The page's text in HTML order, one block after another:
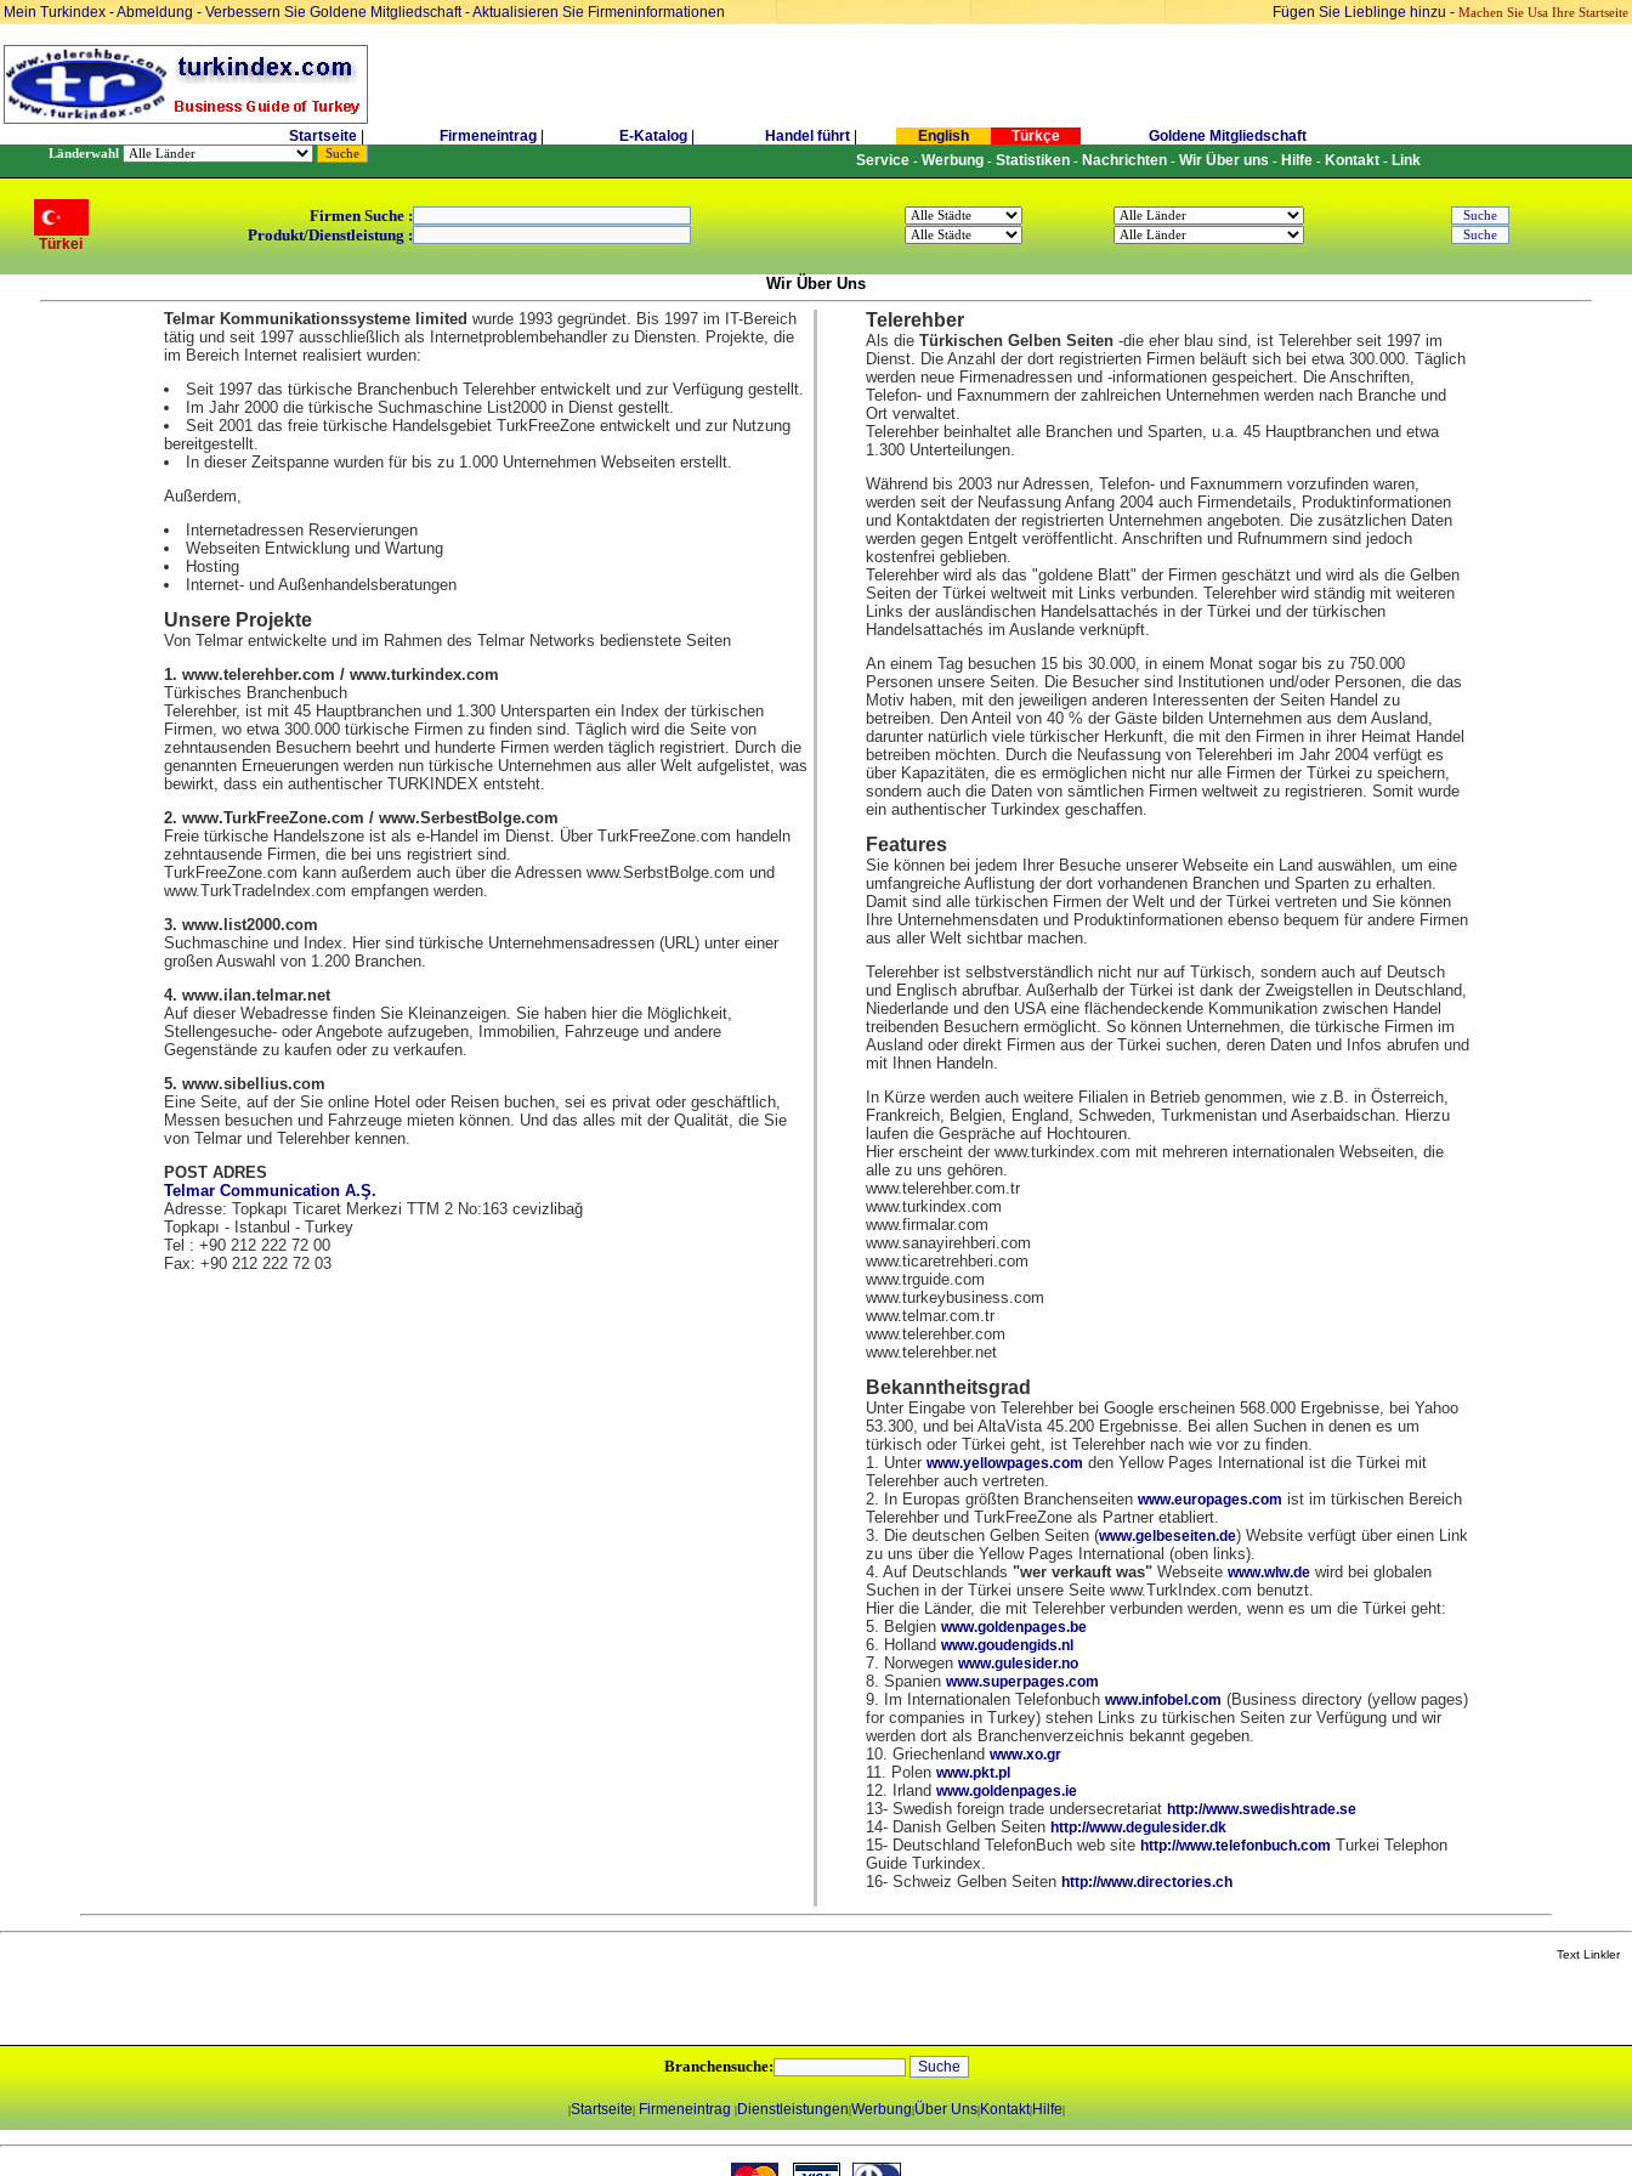
Mein Turkindex -Abmeldung- Verbessern Sie Goldene Mitgliedschaft-Aktualisieren Sie Firmeninformationen Fügen Sie Lieblinge hinzu - Machen Sie Usa Ihre Startseite
Startseite Firmeneintrag E-Katalog Handel führt English Türkçe Goldene Mitgliedschaft
Länderwahl Service- Werbung- Statistiken- Nachrichten- Wir Über uns - Hilfe- Kontakt- Link
Türkei
Firmen Suche :
Produkt/Dienstleistung :
Wir Über Uns
Telmar Kommunikationssysteme limited wurde 1993 gegründet. Bis 1997 im IT-Bereich
tätig und seit 1997 ausschließlich als Internetproblembehandler zu Diensten. Projekte, die
im Bereich Internet realisiert wurden:
Seit 1997 das türkische Branchenbuch Telerehber entwickelt und zur Verfügung gestellt.
Im Jahr 2000 die türkische Suchmaschine List2000 in Dienst gestellt.
Seit 2001 das freie türkische Handelsgebiet TurkFreeZone entwickelt und zur Nutzung
bereitgestellt.
In dieser Zeitspanne wurden für bis zu 1.000 Unternehmen Webseiten erstellt.
Außerdem,
Internetadressen Reservierungen
Webseiten Entwicklung und Wartung
Hosting
Internet- und Außenhandelsberatungen
Unsere Projekte
Von Telmar entwickelte und im Rahmen des Telmar Networks bedienstete Seiten
1. www.telerehber.com / www.turkindex.com
Türkisches Branchenbuch
Telerehber, ist mit 45 Hauptbranchen und 1.300 Untersparten ein Index der türkischen
Firmen, wo etwa 300.000 türkische Firmen zu finden sind. Täglich wird die Seite von
zehntausenden Besuchern beehrt und hunderte Firmen werden täglich registriert. Durch die
genannten Erneuerungen werden nun türkische Unternehmen aus aller Welt aufgelistet, was
bewirkt, dass ein authentischer TURKINDEX entsteht.
2. www.TurkFreeZone.com / www.SerbestBolge.com
Freie türkische Handelszone ist als e-Handel im Dienst. Über TurkFreeZone.com handeln
zehntausende Firmen, die bei uns registriert sind.
TurkFreeZone.com kann außerdem auch über die Adressen www.SerbstBolge.com und
www.TurkTradeIndex.com empfangen werden.
3. www.list2000.com
Suchmaschine und Index. Hier sind türkische Unternehmensadressen (URL) unter einer
großen Auswahl von 1.200 Branchen.
4. www.ilan.telmar.net
Auf dieser Webadresse finden Sie Kleinanzeigen. Sie haben hier die Möglichkeit,
Stellengesuche- oder Angebote aufzugeben, Immobilien, Fahrzeuge und andere
Gegenstände zu kaufen oder zu verkaufen.
5. www.sibellius.com
Eine Seite, auf der Sie online Hotel oder Reisen buchen, sei es privat oder geschäftlich,
Messen besuchen und Fahrzeuge mieten können. Und das alles mit der Qualität, die Sie
von Telmar und Telerehber kennen.
POST ADRES
Telmar Communication A.Ş.
Adresse: Topkapı Ticaret Merkezi TTM 2 No:163 cevizlibağ
Topkapı - Istanbul - Turkey
Tel : +90 212 222 72 00
Fax: +90 212 222 72 03
Telerehber
Als die Türkischen Gelben Seiten-die eher blau sind, ist Telerehber seit 1997 im
Dienst. Die Anzahl der dort registrierten Firmen beläuft sich bei etwa 300.000. Täglich
werden neue Firmenadressen und -informationen gespeichert. Die Anschriften,
Telefon- und Faxnummern der zahlreichen Unternehmen werden nach Branche und
Ort verwaltet.
Telerehber beinhaltet alle Branchen und Sparten, u.a. 45 Hauptbranchen und etwa
1.300 Unterteilungen.
Während bis 2003 nur Adressen, Telefon- und Faxnummern vorzufinden waren,
werden seit der Neufassung Anfang 2004 auch Firmendetails, Produktinformationen
und Kontaktdaten der registrierten Unternehmen angeboten. Die zusätzlichen Daten
werden gegen Entgelt veröffentlicht. Anschriften und Rufnummern sind jedoch
kostenfrei geblieben.
Telerehber wird als das "goldene Blatt" der Firmen geschätzt und wird als die Gelben
Seiten der Türkei weltweit mit Links verbunden. Telerehber wird ständig mit weiteren
Links der ausländischen Handelsattachés in der Türkei und der türkischen
Handelsattachés im Auslande verknüpft.
An einem Tag besuchen 15 bis 30.000, in einem Monat sogar bis zu 750.000
Personen unsere Seiten. Die Besucher sind Institutionen und/oder Personen, die das
Motiv haben, mit den jeweiligen anderen Interessenten der Seiten Handel zu
betreiben. Den Anteil von 40 % der Gäste bilden Unternehmen aus dem Ausland,
darunter natürlich viele türkischer Herkunft, die mit den Firmen in ihrer Heimat Handel
betreiben möchten. Durch die Neufassung von Telerehberi im Jahr 2004 verfügt es
über Kapazitäten, die es ermöglichen nicht nur alle Firmen der Türkei zu speichern,
sondern auch die Daten von sämtlichen Firmen weltweit zu registrieren. Somit wurde
ein authentischer Turkindex geschaffen.
Features
Sie können bei jedem Ihrer Besuche unserer Webseite ein Land auswählen, um eine
umfangreiche Auflistung der dort vorhandenen Branchen und Sparten zu erhalten.
Damit sind alle türkischen Firmen der Welt und der Türkei vertreten und Sie können
Ihre Unternehmensdaten und Produktinformationen ebenso bequem für andere Firmen
aus aller Welt sichtbar machen.
Telerehber ist selbstverständlich nicht nur auf Türkisch, sondern auch auf Deutsch
und Englisch abrufbar. Außerhalb der Türkei ist dank der Zweigstellen in Deutschland,
Niederlande und den USA eine flächendeckende Kommunikation zwischen Handel
treibenden Besuchern ermöglicht. So können Unternehmen, die türkische Firmen im
Ausland oder direkt Firmen aus der Türkei suchen, deren Daten und Infos abrufen und
mit Ihnen Handeln.
In Kürze werden auch weitere Filialen in Betrieb genommen, wie z.B. in Österreich,
Frankreich, Belgien, England, Schweden, Turkmenistan und Aserbaidschan. Hierzu
laufen die Gespräche auf Hochtouren.
Hier erscheint der www.turkindex.com mit mehreren internationalen Webseiten, die
alle zu uns gehören.
www.telerehber.com.tr
www.turkindex.com
www.firmalar.com
www.sanayirehberi.com
www.ticaretrehberi.com
www.trguide.com
www.turkeybusiness.com
www.telmar.com.tr
www.telerehber.com
www.telerehber.net
Bekanntheitsgrad
Unter Eingabe von Telerehber bei Google erscheinen 568.000 Ergebnisse, bei Yahoo
53.300, und bei AltaVista 45.200 Ergebnisse. Bei allen Suchen in denen es um
türkisch oder Türkei geht, ist Telerehber nach wie vor zu finden.
1. Unter www.yellowpages.com den Yellow Pages International ist die Türkei mit
Telerehber auch vertreten.
2. In Europas größten Branchenseiten www.europages.com ist im türkischen Bereich
Telerehber und TurkFreeZone als Partner etabliert.
3. Die deutschen Gelben Seiten (www.gelbeseiten.de) Website verfügt über einen Link
zu uns über die Yellow Pages International (oben links).
4. Auf Deutschlands "wer verkauft was"Webseite www.wlw.dewird bei globalen
Suchen in der Türkei unsere Seite www.TurkIndex.com benutzt.
Hier die Länder, die mit Telerehber verbunden werden, wenn es um die Türkei geht:
5. Belgien www.goldenpages.be
6. Holland www.goudengids.nl
7. Norwegen www.gulesider.no
8. Spanien www.superpages.com
9. Im Internationalen Telefonbuch www.infobel.com (Business directory (yellow pages)
for companies in Turkey) stehen Links zu türkischen Seiten zur Verfügung und wir
werden dort als Branchenverzeichnis bekannt gegeben.
10. Griechenland www.xo.gr
11. Polen www.pkt.pl
12. Irland www.goldenpages.ie
13- Swedish foreign trade undersecretariat http://www.swedishtrade.se
14- Danish Gelben Seiten http://www.degulesider.dk
15- Deutschland TelefonBuch web site http://www.telefonbuch.com Turkei Telephon
Guide Turkindex.
16- Schweiz Gelben Seiten http://www.directories.ch
Text Linkler
Branchensuche:
|Startseite| Firmeneintrag |Dienstleistungen|Werbung|Über Uns|Kontakt|Hilfe|